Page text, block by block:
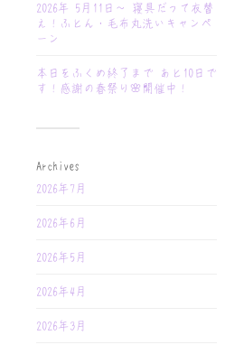
2026年 5月11日〜 寝具だって衣替
え！ふとん・毛布丸洗いキャンペ
ーン
本日をふくめ終了まで あと10日で
す！感謝の春祭り🌸開催中！
Archives
2026年7月
2026年6月
2026年5月
2026年4月
2026年3月